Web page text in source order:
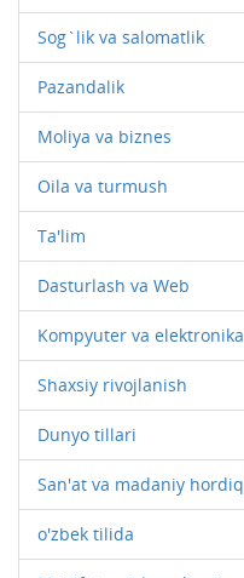
Sog`lik va salomatlik
Pazandalik
Moliya va biznes
Oila va turmush
Ta'lim
Dasturlash va Web
Kompyuter va elektronika
Shaxsiy rivojlanish
Dunyo tillari
San'at va madaniy hordiq
o'zbek tilida